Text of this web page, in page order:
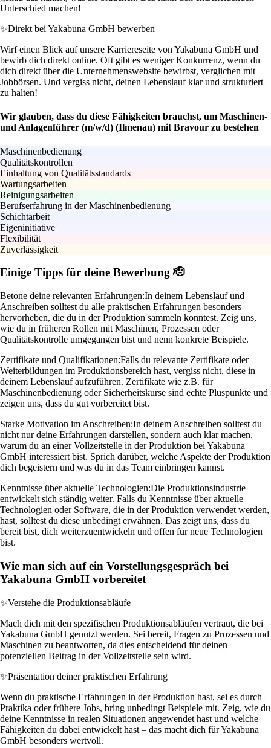
Unterschied machen!
✨Direkt bei Yakabuna GmbH bewerben
Wirf einen Blick auf unsere Karriereseite von Yakabuna GmbH und
bewirb dich direkt online. Oft gibt es weniger Konkurrenz, wenn du
dich direkt über die Unternehmenswebsite bewirbst, verglichen mit
Jobbörsen. Und vergiss nicht, deinen Lebenslauf klar und strukturiert
zu halten!
Wir glauben, dass du diese Fähigkeiten brauchst, um Maschinen-
und Anlagenführer (m/w/d) (Ilmenau) mit Bravour zu bestehen
Maschinenbedienung
Qualitätskontrollen
Einhaltung von Qualitätsstandards
Wartungsarbeiten
Reinigungsarbeiten
Berufserfahrung in der Maschinenbedienung
Schichtarbeit
Eigeninitiative
Flexibilität
Zuverlässigkeit
Einige Tipps für deine Bewerbung 🫡
Betone deine relevanten Erfahrungen:In deinem Lebenslauf und
Anschreiben solltest du alle praktischen Erfahrungen besonders
hervorheben, die du in der Produktion sammeln konntest. Zeig uns,
wie du in früheren Rollen mit Maschinen, Prozessen oder
Qualitätskontrolle umgegangen bist und nenn konkrete Beispiele.
Zertifikate und Qualifikationen:Falls du relevante Zertifikate oder
Weiterbildungen im Produktionsbereich hast, vergiss nicht, diese in
deinem Lebenslauf aufzuführen. Zertifikate wie z.B. für
Maschinenbedienung oder Sicherheitskurse sind echte Pluspunkte und
zeigen uns, dass du gut vorbereitet bist.
Starke Motivation im Anschreiben:In deinem Anschreiben solltest du
nicht nur deine Erfahrungen darstellen, sondern auch klar machen,
warum du an einer Vollzeitstelle in der Produktion bei Yakabuna
GmbH interessiert bist. Sprich darüber, welche Aspekte der Produktion
dich begeistern und was du in das Team einbringen kannst.
Kenntnisse über aktuelle Technologien:Die Produktionsindustrie
entwickelt sich ständig weiter. Falls du Kenntnisse über aktuelle
Technologien oder Software, die in der Produktion verwendet werden,
hast, solltest du diese unbedingt erwähnen. Das zeigt uns, dass du
bereit bist, dich weiterzuentwickeln und offen für neue Technologien
bist.
Wie man sich auf ein Vorstellungsgespräch bei
Yakabuna GmbH vorbereitet
✨Verstehe die Produktionsabläufe
Mach dich mit den spezifischen Produktionsabläufen vertraut, die bei
Yakabuna GmbH genutzt werden. Sei bereit, Fragen zu Prozessen und
Maschinen zu beantworten, da dies entscheidend für deinen
potenziellen Beitrag in der Vollzeitstelle sein wird.
✨Präsentation deiner praktischen Erfahrung
Wenn du praktische Erfahrungen in der Produktion hast, sei es durch
Praktika oder frühere Jobs, bring unbedingt Beispiele mit. Zeig, wie du
deine Kenntnisse in realen Situationen angewendet hast und welche
Fähigkeiten du dabei entwickelt hast – das macht dich für Yakabuna
GmbH besonders wertvoll.